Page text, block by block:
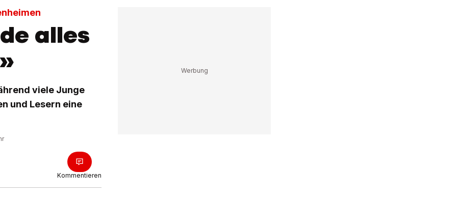
alles
viele Junge
und Lesern eine
Kommentieren